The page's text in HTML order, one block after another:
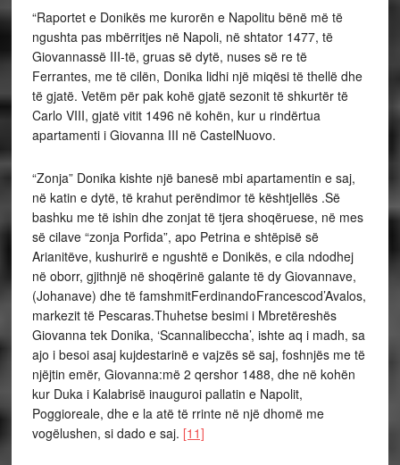
“Raportet e Donikës me kurorën e Napolitu bënë më të
ngushta pas mbërritjes në Napoli, në shtator 1477, të
Giovannassë III-të, gruas së dytë, nuses së re të
Ferrantes, me të cilën, Donika lidhi një miqësi të thellë dhe
të gjatë. Vetëm për pak kohë gjatë sezonit të shkurtër të
Carlo VIII, gjatë vitit 1496 në kohën, kur u rindërtua
apartamenti i Giovanna III në CastelNuovo.
“Zonja” Donika kishte një banesë mbi apartamentin e saj,
në katin e dytë, të krahut perëndimor të kështjellës .Së
bashku me të ishin dhe zonjat të tjera shoqëruese, në mes
së cilave “zonja Porfida”, apo Petrina e shtëpisë së
Arianitëve, kushurirë e ngushtë e Donikës, e cila ndodhej
në oborr, gjithnjë në shoqërinë galante të dy Giovannave,
(Johanave) dhe të famshmitFerdinandoFrancescod’Avalos,
markezit të Pescaras.Thuhetse besimi i Mbretëreshës
Giovanna tek Donika, ‘Scannalibeccha’, ishte aq i madh, sa
ajo i besoi asaj kujdestarinë e vajzës së saj, foshnjës me të
njëjtin emër, Giovanna:më 2 qershor 1488, dhe në kohën
kur Duka i Kalabrisë inauguroi pallatin e Napolit,
Poggioreale, dhe e la atë të rrinte në një dhomë me
vogëlushen, si dado e saj. [11]